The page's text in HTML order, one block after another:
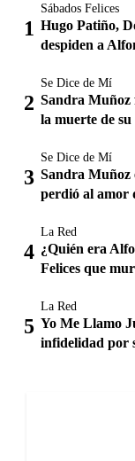
Sábados Felices
Hugo Patiño,
despiden a
Se Dice de Mí
Sandra Muñoz
la muerte de su
Se Dice de Mí
Sandra Muñoz
perdió al amor
La Red
¿Quién era
Felices que
La Red
Yo Me Llamo
infidelidad por